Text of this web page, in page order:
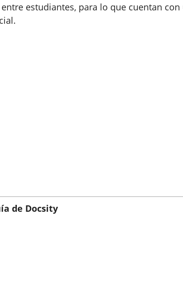
estudiantes, para lo que cuentan con
de Docsity